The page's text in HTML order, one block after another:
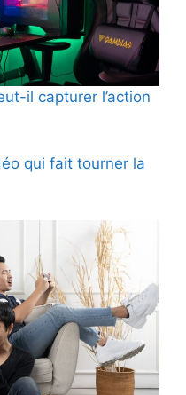
il capturer l’action
qui fait tourner la